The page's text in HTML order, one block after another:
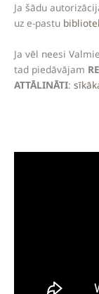
Ja šādu
uz e-pastu
Ja vēl neesi
tad piedāvājam
ATTĀLINĀTI: